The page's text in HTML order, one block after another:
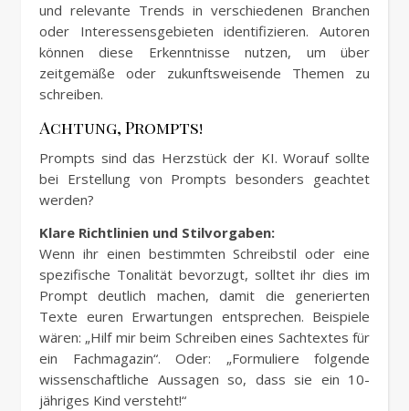
und relevante Trends in verschiedenen Branchen
oder Interessensgebieten identifizieren. Autoren
können diese Erkenntnisse nutzen, um über
zeitgemäße oder zukunftsweisende Themen zu
schreiben.
Achtung, Prompts!
Prompts sind das Herzstück der KI. Worauf sollte
bei Erstellung von Prompts besonders geachtet
werden?
Klare Richtlinien und Stilvorgaben:
Wenn ihr einen bestimmten Schreibstil oder eine
spezifische Tonalität bevorzugt, solltet ihr dies im
Prompt deutlich machen, damit die generierten
Texte euren Erwartungen entsprechen. Beispiele
wären: „Hilf mir beim Schreiben eines Sachtextes für
ein Fachmagazin“. Oder: „Formuliere folgende
wissenschaftliche Aussagen so, dass sie ein 10-
jähriges Kind versteht!“